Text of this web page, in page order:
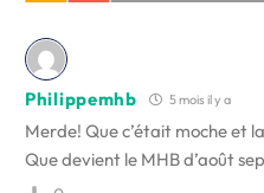
Philippemhb 5 mois il y a
Merde! Que c’était moche et
Que devient le MHB d’août